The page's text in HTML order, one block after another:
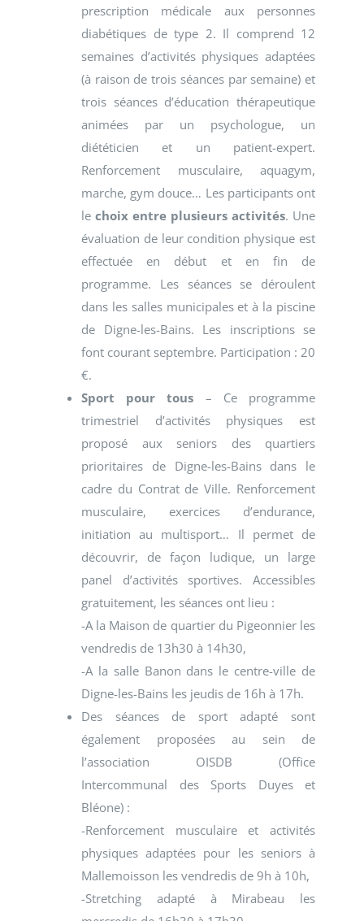
prescription médicale aux personnes
diabétiques de type 2. Il comprend 12
semaines d’activités physiques adaptées
(à raison de trois séances par semaine) et
trois séances d’éducation thérapeutique
animées par un psychologue, un
diététicien et un patient-expert.
Renforcement musculaire, aquagym,
marche, gym douce… Les participants ont
le choix entre plusieurs activités. Une
évaluation de leur condition physique est
effectuée en début et en fin de
programme. Les séances se déroulent
dans les salles municipales et à la piscine
de Digne-les-Bains. Les inscriptions se
font courant septembre. Participation : 20
€.
Sport pour tous – Ce programme
trimestriel d’activités physiques est
proposé aux seniors des quartiers
prioritaires de Digne-les-Bains dans le
cadre du Contrat de Ville. Renforcement
musculaire, exercices d’endurance,
initiation au multisport… Il permet de
découvrir, de façon ludique, un large
panel d’activités sportives. Accessibles
gratuitement, les séances ont lieu :
-A la Maison de quartier du Pigeonnier les
vendredis de 13h30 à 14h30,
-A la salle Banon dans le centre-ville de
Digne-les-Bains les jeudis de 16h à 17h.
Des séances de sport adapté sont
également proposées au sein de
l’association OISDB (Office
Intercommunal des Sports Duyes et
Bléone) :
-Renforcement musculaire et activités
physiques adaptées pour les seniors à
Mallemoisson les vendredis de 9h à 10h,
-Stretching adapté à Mirabeau les